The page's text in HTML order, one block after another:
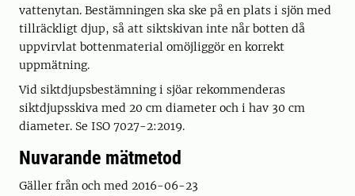
vattenytan. Bestämningen ska ske på en plats i sjön med
tillräckligt djup, så att siktskivan inte når botten då
uppvirvlat bottenmaterial omöjliggör en korrekt
uppmätning.
Vid siktdjupsbestämning i sjöar rekommenderas
siktdjupsskiva med 20 cm diameter och i hav 30 cm
diameter. Se ISO 7027-2:2019.
Nuvarande mätmetod
Gäller från och med 2016-06-23